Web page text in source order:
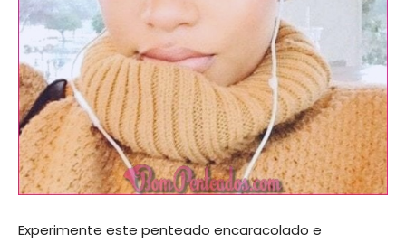
Experimente este penteado encaracolado e